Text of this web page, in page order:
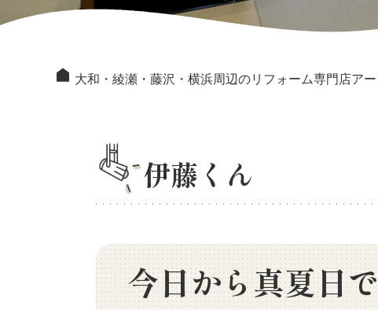
大和・綾瀬・藤沢・横浜周辺のリフォーム専門店ア
伊藤くん
今日から真夏日